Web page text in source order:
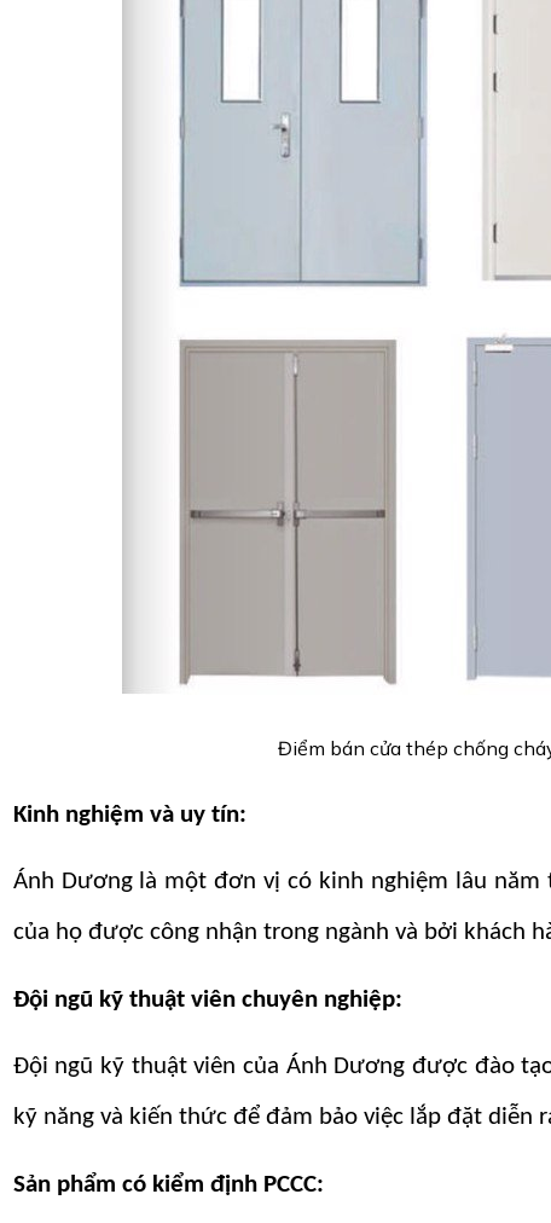
Điểm bán cửa thép chống
Kinh nghiệm và uy tín:
Ánh Dương là một đơn vị có kinh nghiệm lâu
của họ được công nhận trong ngành và bởi khách
Đội ngũ kỹ thuật viên chuyên nghiệp:
Đội ngũ kỹ thuật viên của Ánh Dương được đào
kỹ năng và kiến thức để đảm bảo việc lắp đặt diễn
Sản phẩm có kiểm định PCCC: